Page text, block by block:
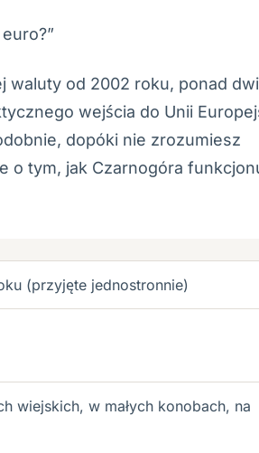
waluty od 2002 roku, ponad
wejścia do Unii
dopóki nie zrozumiesz
o tym, jak Czarnogóra
(przyjęte jednostronnie)
wiejskich, w małych konobach, na